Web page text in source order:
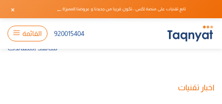
تابع تقنيات على منصة اكس ، تكون قريبا من جديدنا و عروضنا المميزة ←
×
القائمة
شاهد المقالات
اخبار تقنيات